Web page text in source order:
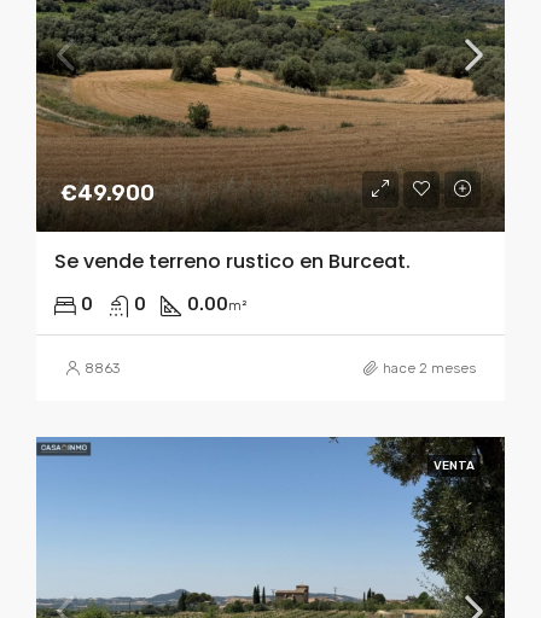
€49.900
Se vende terreno rustico en Burceat.
0 0 0.00m²
8863 hace 2 meses
VENTA